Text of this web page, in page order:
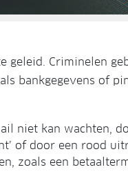
geleid. Criminelen
bankgegevens of
niet kan wachten,
of door een rood
zoals een